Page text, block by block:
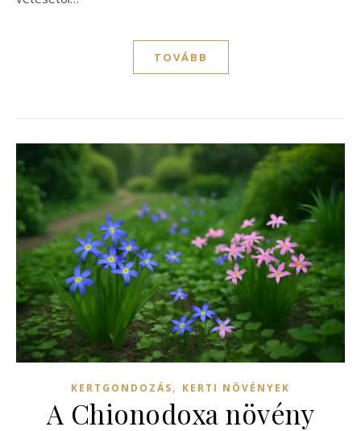
TOVÁBB
KERTGONDOZÁS, KERTI NÖVÉNYEK
A Chionodoxa növény